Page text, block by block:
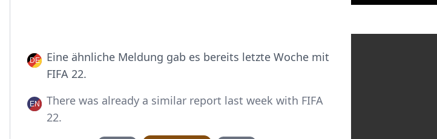
Eine ähnliche Meldung gab es bereits letzte Woche mit
FIFA 22.
There was already a similar report last week with FIFA
22.